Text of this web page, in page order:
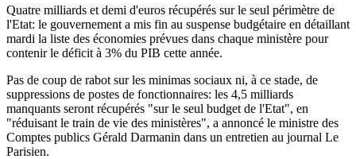
Quatre milliards et demi d'euros récupérés sur le seul périmètre de
l'Etat: le gouvernement a mis fin au suspense budgétaire en détaillant
mardi la liste des économies prévues dans chaque ministère pour
contenir le déficit à 3% du PIB cette année.
Pas de coup de rabot sur les minimas sociaux ni, à ce stade, de
suppressions de postes de fonctionnaires: les 4,5 milliards
manquants seront récupérés "sur le seul budget de l'Etat", en
"réduisant le train de vie des ministères", a annoncé le ministre des
Comptes publics Gérald Darmanin dans un entretien au journal Le
Parisien.